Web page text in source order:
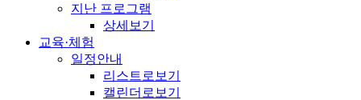
지난 프로그램
상세보기
교육·체험
일정안내
리스트로보기
캘린더로보기